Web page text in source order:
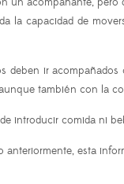
la capacidad de
deben ir
también con la
introducir comida ni
anteriormente, esta